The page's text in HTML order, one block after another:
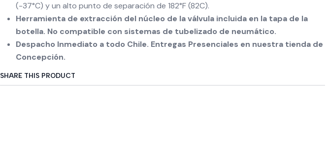
(-37°C) y un alto punto de separación de 182°F (82C).
Herramienta de extracción del núcleo de la válvula incluida en la tapa de la
botella. No compatible con sistemas de tubelizado de neumático.
Despacho Inmediato a todo Chile. Entregas Presenciales en nuestra tienda de
Concepción.
SHARE THIS PRODUCT